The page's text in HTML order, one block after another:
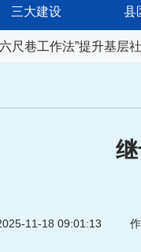
三大建设 县
巷工作法”提升基层社
11-18 09:01:13 作